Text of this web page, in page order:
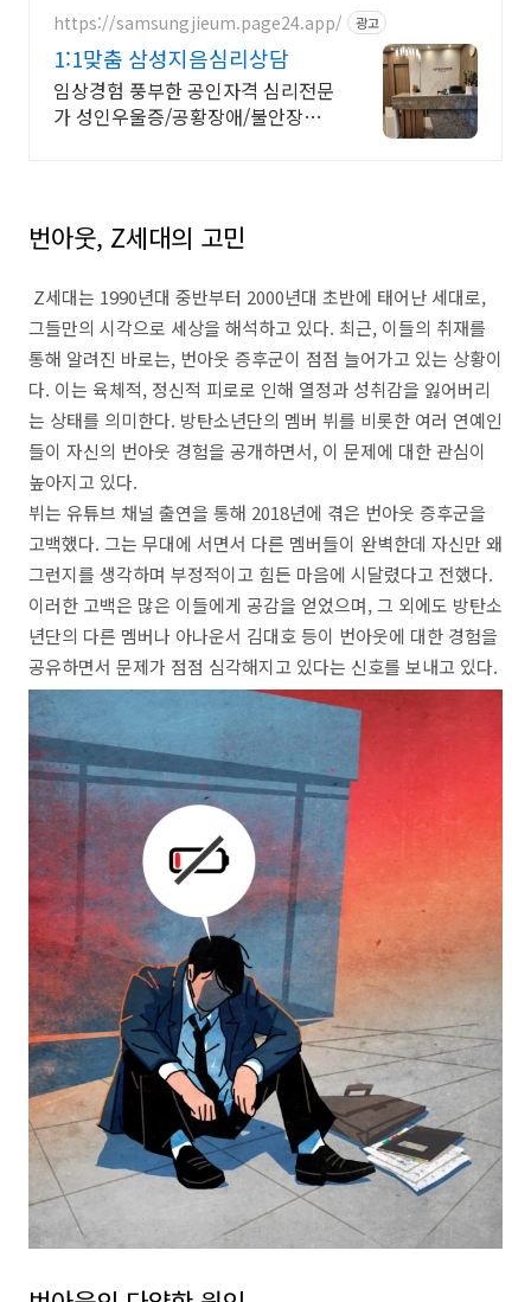
https://samsungjieum.page24.app/ 광고
1:1맞춤 삼성지음심리상담
임상경험 풍부한 공인자격 심리전문
가 성인우울증/공황장애/불안장애/
번아웃, Z세대의 고민
Z세대는 1990년대 중반부터 2000년대 초반에 태어난 세대로,
그들만의 시각으로 세상을 해석하고 있다. 최근, 이들의 취재를
통해 알려진 바로는, 번아웃 증후군이 점점 늘어가고 있는 상황이
다. 이는 육체적, 정신적 피로로 인해 열정과 성취감을 잃어버리
는 상태를 의미한다. 방탄소년단의 멤버 뷔를 비롯한 여러 연예인
들이 자신의 번아웃 경험을 공개하면서, 이 문제에 대한 관심이
높아지고 있다.
뷔는 유튜브 채널 출연을 통해 2018년에 겪은 번아웃 증후군을
고백했다. 그는 무대에 서면서 다른 멤버들이 완벽한데 자신만 왜
그런지를 생각하며 부정적이고 힘든 마음에 시달렸다고 전했다.
이러한 고백은 많은 이들에게 공감을 얻었으며, 그 외에도 방탄소
년단의 다른 멤버나 아나운서 김대호 등이 번아웃에 대한 경험을
공유하면서 문제가 점점 심각해지고 있다는 신호를 보내고 있다.